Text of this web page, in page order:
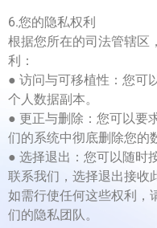
6.您的隐私权利
根据您所在的司法管辖区
利：
● 访问与可移植性：您可
个人数据副本。
● 更正与删除：您可以要
们的系统中彻底删除您的
● 选择退出：您可以随时
联系我们，选择退出接收
如需行使任何这些权利，
们的隐私团队。